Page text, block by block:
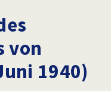
von
1940)